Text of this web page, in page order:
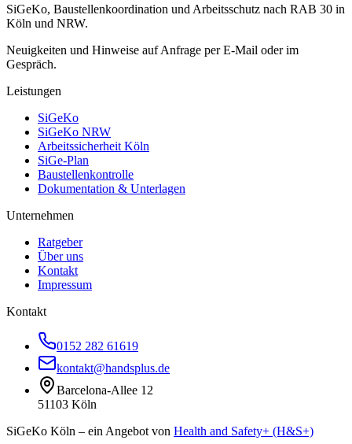
SiGeKo, Baustellenkoordination und Arbeitsschutz nach RAB 30 in
Köln und NRW.
Neuigkeiten und Hinweise auf Anfrage per E-Mail oder im
Gespräch.
Leistungen
SiGeKo
SiGeKo NRW
Arbeitssicherheit Köln
SiGe-Plan
Baustellenkontrolle
Dokumentation & Unterlagen
Unternehmen
Ratgeber
Über uns
Kontakt
Impressum
Kontakt
0152 282 61619
kontakt@handsplus.de
Barcelona-Allee 12
51103 Köln
SiGeKo Köln – ein Angebot von Health and Safety+ (H&S+)